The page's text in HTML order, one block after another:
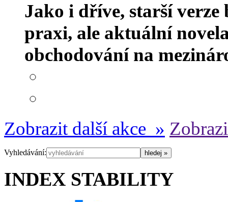
Jako i dříve, starší
praxi, ale aktuální
obchodování na
Zobrazit další akce »
Vyhledávání:
INDEX STABILITY